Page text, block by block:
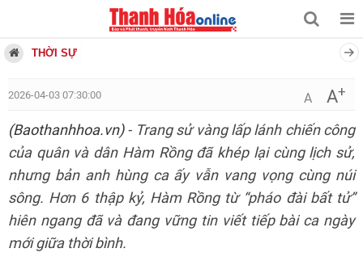
THỜI SỰ
2026-04-03 07:30:00 A A+
(Baothanhhoa.vn)- Trang sử vàng lấp lánh chiến công
của quân và dân Hàm Rồng đã khép lại cùng lịch sử,
nhưng bản anh hùng ca ấy vẫn vang vọng cùng núi
sông. Hơn 6 thập kỷ, Hàm Rồng từ “pháo đài bất tử”
hiên ngang đã và đang vững tin viết tiếp bài ca ngày
mới giữa thời bình.